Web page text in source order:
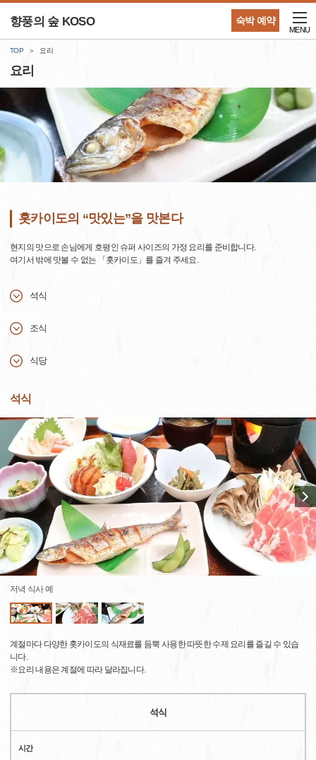
숙박 예약
향풍의 숲 KOSO
MENU
TOP 요리
요리
홋카이도의 “맛있는”을 맛본다
현지의 맛으로 손님에게 호평인 슈퍼 사이즈의 가정 요리를 준비합니다.
여기서 밖에 맛볼 수 없는 「홋카이도」를 즐겨 주세요.
석식
조식
식당
석식
저녁 식사 예
계절마다 다양한 홋카이도의 식재료를 듬뿍 사용한 따뜻한 수제 요리를 즐길 수 있습
니다.
※요리 내용은 계절에 따라 달라집니다.
석식
시간